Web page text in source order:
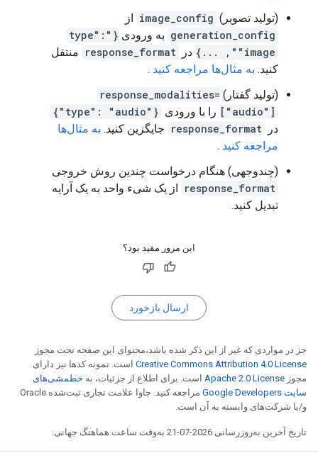
(تولید تصویر) image_config از
generation_config به ورودی
{"type":
"image", ...}
در response_format منتقل
کنید. به مثال‌ها مراجعه کنید .
(تولید گفتار) response_modalities=
["audio"] را با ورودی {"type": "audio"}
در
response_format جایگزین کنید. به مثال‌ها
مراجعه کنید .
(چندوجهی) هنگام درخواست چندین روش خروجی
response_format از یک شیء واحد به یک آرایه
تبدیل کنید.
این مرور مفید بود؟
ارسال بازخورد
جز در مواردی که غیر از این ذکر شده باشد،‌محتوای این صفحه تحت مجوز
Creative Commons Attribution 4.0 License است. نمونه کدها نیز دارای
مجوز Apache 2.0 License است. برای اطلاع از جزئیات، به خطمشی‌های
سایت Google Developers‏
مراجعه کنید. جاوا علامت تجاری ثبت‌شده Oracle
و/یا شرکت‌های وابسته به آن است.
تاریخ آخرین به‌روزرسانی 2026-07-21 به‌وقت ساعت هماهنگ جهانی.